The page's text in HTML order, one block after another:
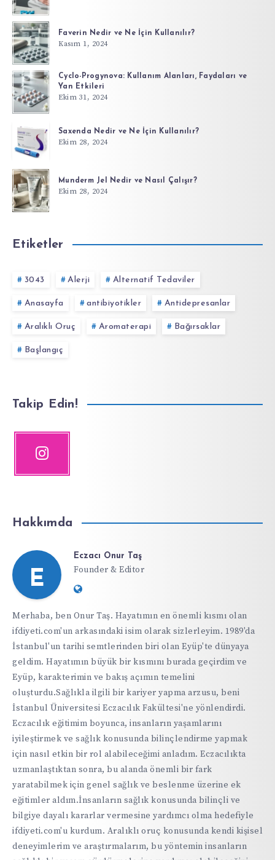
Faverin Nedir ve Ne İçin Kullanılır?
Kasım 1, 2024
Cyclo-Progynova: Kullanım Alanları, Faydaları ve
Yan Etkileri
Ekim 31, 2024
Saxenda Nedir ve Ne İçin Kullanılır?
Ekim 28, 2024
Munderm Jel Nedir ve Nasıl Çalışır?
Ekim 28, 2024
Etiketler
3043 Alerji Alternatif Tedaviler
Anasayfa antibiyotikler Antidepresanlar
Aralıklı Oruç Aromaterapi Bağırsaklar
Başlangıç
Takip Edin!
Hakkımda
E
Eczacı Onur Taş
Founder & Editor
Website:
Merhaba, ben Onur Taş. Hayatımın en önemli kısmı olan
ifdiyeti.com'un arkasındaki isim olarak sizlerleyim. 1989'da
İstanbul'un tarihi semtlerinden biri olan Eyüp'te dünyaya
geldim. Hayatımın büyük bir kısmını burada geçirdim ve
Eyüp, karakterimin ve bakış açımın temelini
oluşturdu.Sağlıkla ilgili bir kariyer yapma arzusu, beni
İstanbul Üniversitesi Eczacılık Fakültesi'ne yönlendirdi.
Eczacılık eğitimim boyunca, insanların yaşamlarını
iyileştirmek ve sağlık konusunda bilinçlendirme yapmak
için nasıl etkin bir rol alabileceğimi anladım. Eczacılıkta
uzmanlaştıktan sonra, bu alanda önemli bir fark
yaratabilmek için genel sağlık ve beslenme üzerine ek
eğitimler aldım.İnsanların sağlık konusunda bilinçli ve
bilgiye dayalı kararlar vermesine yardımcı olma hedefiyle
ifdiyeti.com'u kurdum. Aralıklı oruç konusunda kendi kişisel
deneyimlerim ve araştırmalarım, bu yöntemin insanların